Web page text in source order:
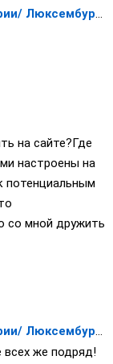
на сайте?Где
настроены на
потенциальным
со мной дружить
всех же подряд!